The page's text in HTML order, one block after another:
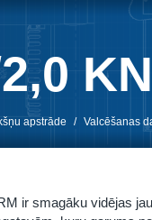
apstrāde / Valcēšanas
ir smagāku vidējas